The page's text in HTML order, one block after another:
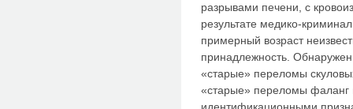
разрывами печени, с
результате медико-
примерный возраст
принадлежность.
«старые» переломы
«старые» переломы фаланг